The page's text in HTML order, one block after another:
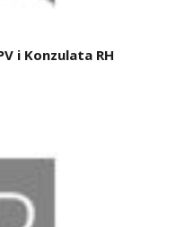
i Konzulata RH